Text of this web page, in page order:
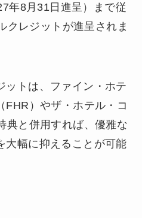
年8月31日進呈）まで従
クレジットが進呈されま
ットは、ファイン・ホテ
FHR）やザ・ホテル・コ
典と併用すれば、優雅な
大幅に抑えることが可能